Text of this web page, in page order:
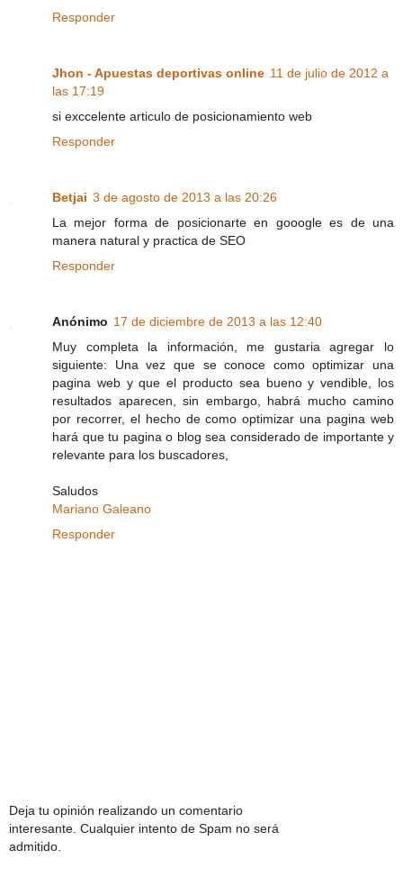
Responder
Jhon - Apuestas deportivas online 11 de julio de 2012 a
las 17:19
si exccelente articulo de posicionamiento web
Responder
Betjai 3 de agosto de 2013 a las 20:26
La mejor forma de posicionarte en gooogle es de una
manera natural y practica de SEO
Responder
Anónimo 17 de diciembre de 2013 a las 12:40
Muy completa la información, me gustaria agregar lo
siguiente: Una vez que se conoce como optimizar una
pagina web y que el producto sea bueno y vendible, los
resultados aparecen, sin embargo, habrá mucho camino
por recorrer, el hecho de como optimizar una pagina web
hará que tu pagina o blog sea considerado de importante y
relevante para los buscadores,
Saludos
Mariano Galeano
Responder
Deja tu opinión realizando un comentario
interesante. Cualquier intento de Spam no será
admitido.